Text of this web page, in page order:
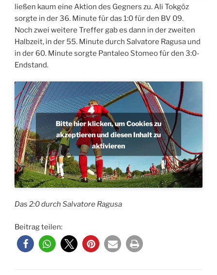
ließen kaum eine Aktion des Gegners zu. Ali Tokgöz
sorgte in der 36. Minute für das 1:0 für den BV 09.
Noch zwei weitere Treffer gab es dann in der zweiten
Halbzeit, in der 55. Minute durch Salvatore Ragusa und
in der 60. Minute sorgte Pantaleo Stomeo für den 3:0-
Endstand.
Bitte hier klicken, um Cookies zu
akzeptieren und diesen Inhalt zu
aktivieren
Das 2:0 durch Salvatore Ragusa
Beitrag teilen: